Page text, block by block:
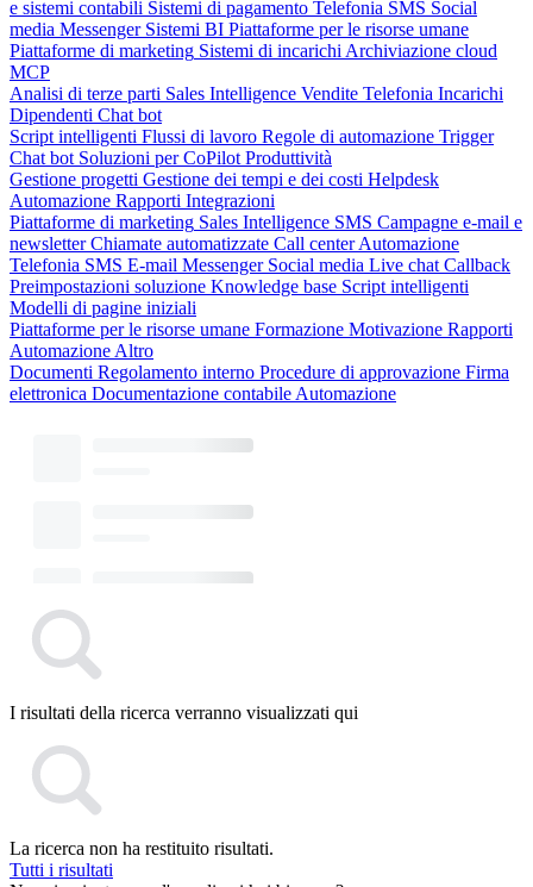
e sistemi contabili Sistemi di pagamento Telefonia SMS Social
media Messenger Sistemi BI Piattaforme per le risorse umane
Piattaforme di marketing Sistemi di incarichi Archiviazione cloud
MCP
Analisi di terze parti Sales Intelligence Vendite Telefonia Incarichi
Dipendenti Chat bot
Script intelligenti Flussi di lavoro Regole di automazione Trigger
Chat bot Soluzioni per CoPilot Produttività
Gestione progetti Gestione dei tempi e dei costi Helpdesk
Automazione Rapporti Integrazioni
Piattaforme di marketing Sales Intelligence SMS Campagne e-mail e
newsletter Chiamate automatizzate Call center Automazione
Telefonia SMS E-mail Messenger Social media Live chat Callback
Preimpostazioni soluzione Knowledge base Script intelligenti
Modelli di pagine iniziali
Piattaforme per le risorse umane Formazione Motivazione Rapporti
Automazione Altro
Documenti Regolamento interno Procedure di approvazione Firma
elettronica Documentazione contabile Automazione
I risultati della ricerca verranno visualizzati qui
La ricerca non ha restituito risultati.
Tutti i risultati